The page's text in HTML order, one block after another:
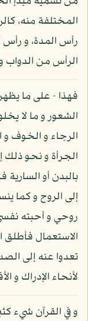
المختلفة منه،
رأس المدة، و رأس
الرأس من الدواب
فهذا - على ما
الشعور و ما لا
الرجاء و الخوف
الجرأة و نحو ذلك
بالبدن أو السارية
إلى الروح و كما
روحي و أحبته
الاستعمال فأطلق
تعدوا عنه إلى
لأنحاء الإدراك و
و في القرآن شيء